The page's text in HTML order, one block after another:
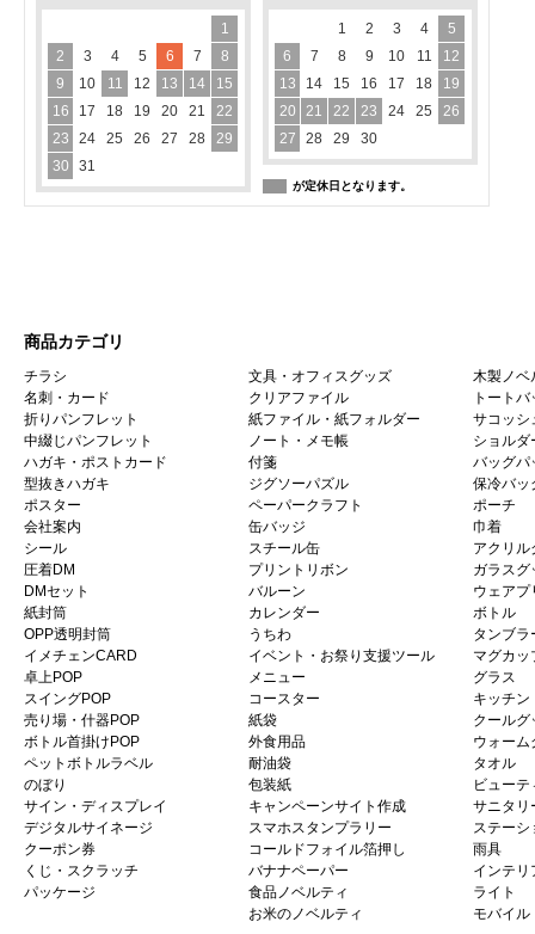
1
2
3 4 5 6 7
8
9
10 11 12 13 14
15
16
17 18 19 20 21
22
23
24 25 26 27 28
29
30
31
1 2 3 4
5
6
7 8 9 10 11
12
13
14 15 16 17 18
19
20
21 22 23 24 25
26
27
28 29 30
が定休日となります。
商品カテゴリ
チラシ
名刺・カード
折りパンフレット
中綴じパンフレット
ハガキ・ポストカード
型抜きハガキ
ポスター
会社案内
シール
圧着DM
DMセット
紙封筒
OPP透明封筒
イメチェンCARD
卓上POP
スイングPOP
売り場・什器POP
ボトル首掛けPOP
ペットボトルラベル
のぼり
サイン・ディスプレイ
デジタルサイネージ
クーポン券
くじ・スクラッチ
パッケージ
文具・オフィスグッズ
クリアファイル
紙ファイル・紙フォルダー
ノート・メモ帳
付箋
ジグソーパズル
ペーパークラフト
缶バッジ
スチール缶
プリントリボン
バルーン
カレンダー
うちわ
イベント・お祭り支援ツール
メニュー
コースター
紙袋
外食用品
耐油袋
包装紙
キャンペーンサイト作成
スマホスタンプラリー
コールドフォイル箔押し
バナナペーパー
食品ノベルティ
お米のノベルティ
木製ノベ
トートバ
サコッシ
ショルダ
バッグパ
保冷バッ
ポーチ
巾着
アクリル
ガラスグ
ウェアプ
ボトル
タンブラ
マグカッ
グラス
キッチン
クールグ
ウォーム
タオル
ビューテ
サニタリ
ステーシ
雨具
インテリ
ライト
モバイル